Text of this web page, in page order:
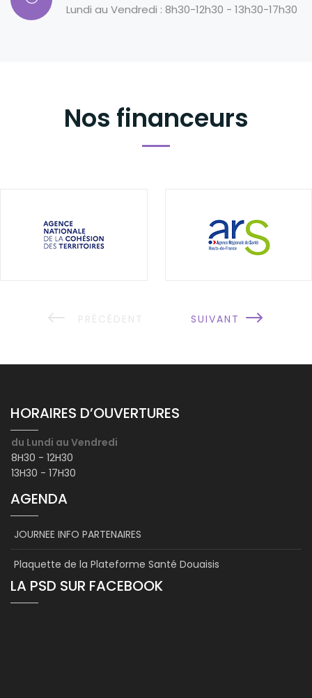
Lundi au Vendredi : 8h30-12h30 - 13h30-17h30
Nos financeurs
HORAIRES D’OUVERTURES
du Lundi au Vendredi
8H30 - 12H30
13H30 - 17H30
AGENDA
JOURNEE INFO PARTENAIRES
Plaquette de la Plateforme Santé Douaisis
LA PSD SUR FACEBOOK